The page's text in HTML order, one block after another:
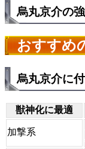
烏丸京介の
おすすめ
烏丸京介に
獣神化に最適
加撃系